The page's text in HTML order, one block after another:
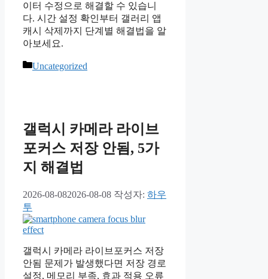
이터 수정으로 해결할 수 있습니
다. 시간 설정 확인부터 갤러리 앱
캐시 삭제까지 단계별 해결법을 알
아보세요.
카
Uncategorized
갤럭시 카메라 라이브
포커스 저장 안됨, 5가
지 해결법
2026-08-082026-08-08 작성자: 하우
투
갤럭시 카메라 라이브포커스 저장
안됨 문제가 발생했다면 저장 경로
설정, 메모리 부족, 효과 적용 오류